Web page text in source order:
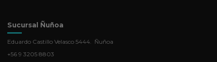
Sucursal Ñuñoa
Eduardo Castillo Velasco 5444. Ñuñoa
+56 9 3205 8803